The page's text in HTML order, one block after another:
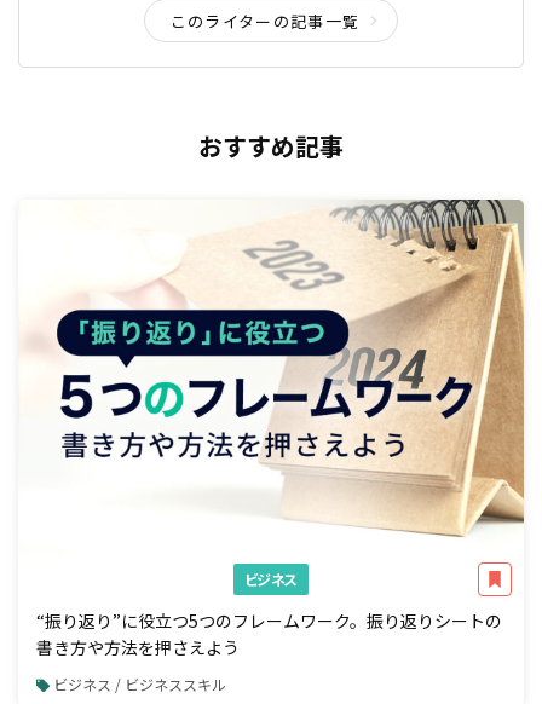
このライターの記事一覧
おすすめ記事
ビジネス
“振り返り”に役立つ5つのフレームワーク。振り返りシートの
書き方や方法を押さえよう
ビジネス / ビジネススキル